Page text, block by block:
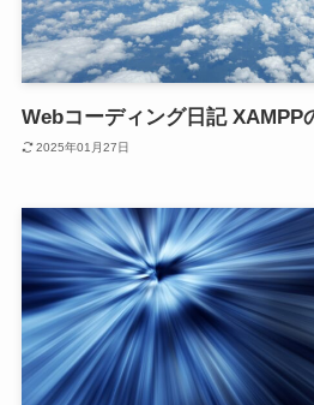
Webコーディング日記 XAMPP
2025年01月27日